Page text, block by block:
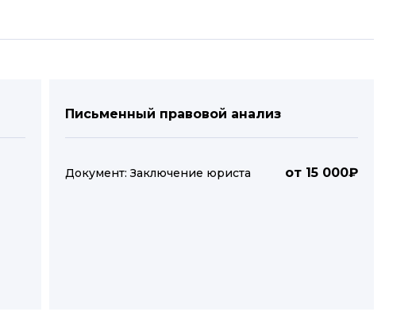
Письменный правовой анализ
Документ: Заключение юриста от 15 000₽